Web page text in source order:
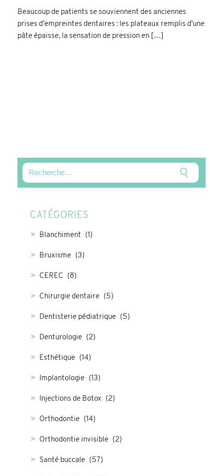
Beaucoup de patients se souviennent des anciennes
prises d’empreintes dentaires : les plateaux remplis d’une
pâte épaisse, la sensation de pression en […]
CATÉGORIES
Blanchiment (1)
Bruxisme (3)
CEREC (8)
Chirurgie dentaire (5)
Dentisterie pédiatrique (5)
Denturologie (2)
Esthétique (14)
Implantologie (13)
Injections de Botox (2)
Orthodontie (14)
Orthodontie invisible (2)
Santé buccale (57)